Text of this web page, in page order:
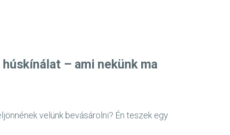
– ami nekünk ma
velünk bevásárolni? Én teszek egy